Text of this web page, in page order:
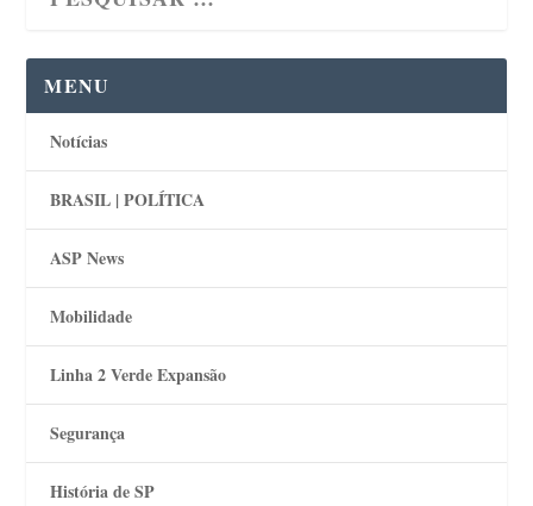
MENU
Notícias
BRASIL | POLÍTICA
ASP News
Mobilidade
Linha 2 Verde Expansão
Segurança
História de SP